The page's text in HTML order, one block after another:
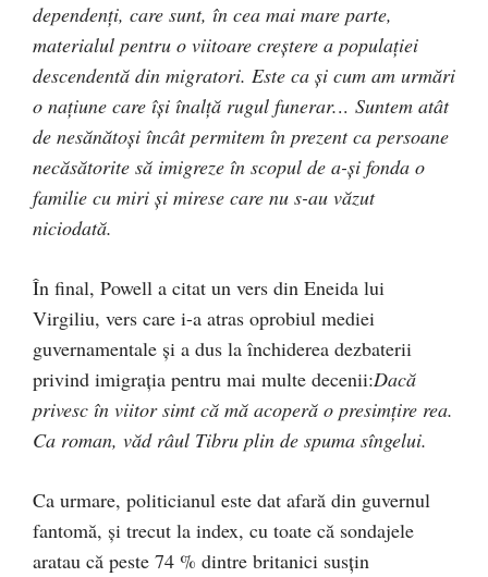
dependenţi, care sunt, în cea mai mare parte,
materialul pentru o viitoare creştere a populaţiei
descendentă din migratori. Este ca şi cum am urmări
o naţiune care îşi înalţă rugul funerar... Suntem atât
de nesănătoşi încât permitem în prezent ca persoane
necăsătorite să imigreze în scopul de a-şi fonda o
familie cu miri şi mirese care nu s-au văzut
niciodată.
În final, Powell a citat un vers din Eneida lui
Virgiliu, vers care i-a atras oprobiul mediei
guvernamentale şi a dus la închiderea dezbaterii
privind imigraţia pentru mai multe decenii:Dacă
privesc în viitor simt că mă acoperă o presimţire rea.
Ca roman, văd râul Tibru plin de spuma sîngelui.
Ca urmare, politicianul este dat afară din guvernul
fantomă, şi trecut la index, cu toate că sondajele
aratau că peste 74 % dintre britanici susţin